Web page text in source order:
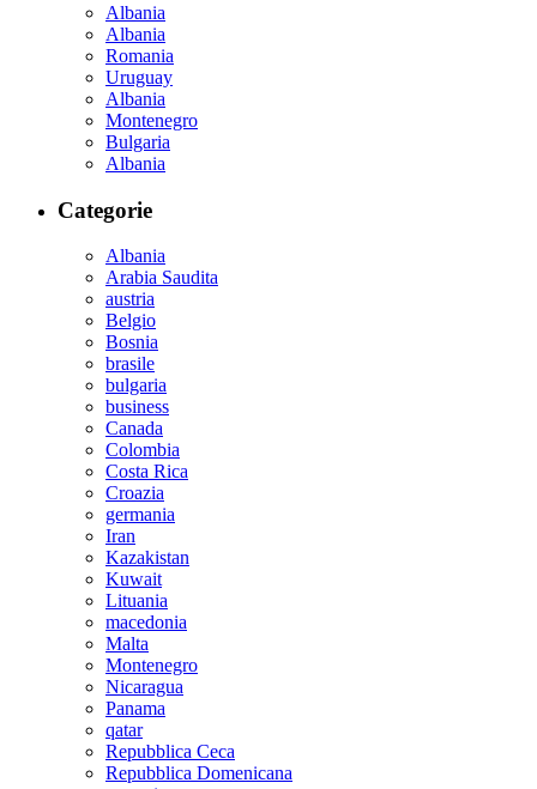
Albania
Albania
Romania
Uruguay
Albania
Montenegro
Bulgaria
Albania
Categorie
Albania
Arabia Saudita
austria
Belgio
Bosnia
brasile
bulgaria
business
Canada
Colombia
Costa Rica
Croazia
germania
Iran
Kazakistan
Kuwait
Lituania
macedonia
Malta
Montenegro
Nicaragua
Panama
qatar
Repubblica Ceca
Repubblica Domenicana